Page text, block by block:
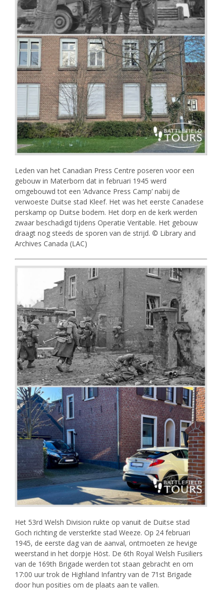
Leden van het Canadian Press Centre poseren voor een
gebouw in Materborn dat in februari 1945 werd
omgebouwd tot een ‘Advance Press Camp’ nabij de
verwoeste Duitse stad Kleef. Het was het eerste Canadese
perskamp op Duitse bodem. Het dorp en de kerk werden
zwaar beschadigd tijdens Operatie Veritable. Het gebouw
draagt nog steeds de sporen van de strijd. © Library and
Archives Canada (LAC)
Het 53rd Welsh Division rukte op vanuit de Duitse stad
Goch richting de versterkte stad Weeze. Op 24 februari
1945, de eerste dag van de aanval, ontmoeten ze hevige
weerstand in het dorpje Höst. De 6th Royal Welsh Fusiliers
van de 169th Brigade werden tot staan gebracht en om
17:00 uur trok de Highland Infantry van de 71st Brigade
door hun posities om de plaats aan te vallen.